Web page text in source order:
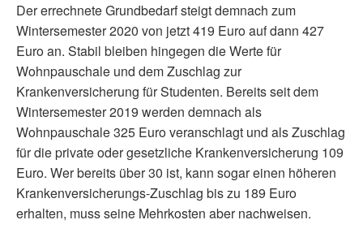
Der errechnete Grundbedarf steigt demnach zum
Wintersemester 2020 von jetzt 419 Euro auf dann 427
Euro an. Stabil bleiben hingegen die Werte für
Wohnpauschale und dem Zuschlag zur
Krankenversicherung für Studenten. Bereits seit dem
Wintersemester 2019 werden demnach als
Wohnpauschale 325 Euro veranschlagt und als Zuschlag
für die private oder gesetzliche Krankenversicherung 109
Euro. Wer bereits über 30 ist, kann sogar einen höheren
Krankenversicherungs-Zuschlag bis zu 189 Euro
erhalten, muss seine Mehrkosten aber nachweisen.